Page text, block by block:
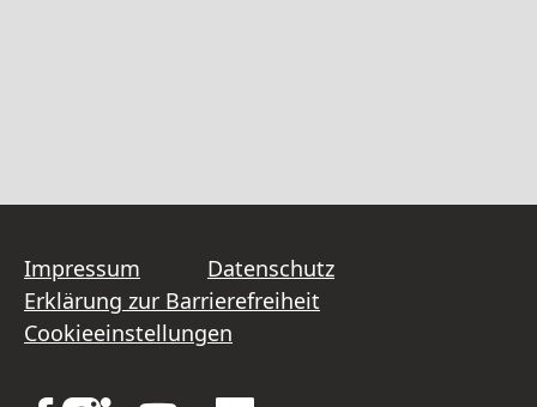
Impressum
Datenschutz
Erklärung zur Barrierefreiheit
Cookieeinstellungen